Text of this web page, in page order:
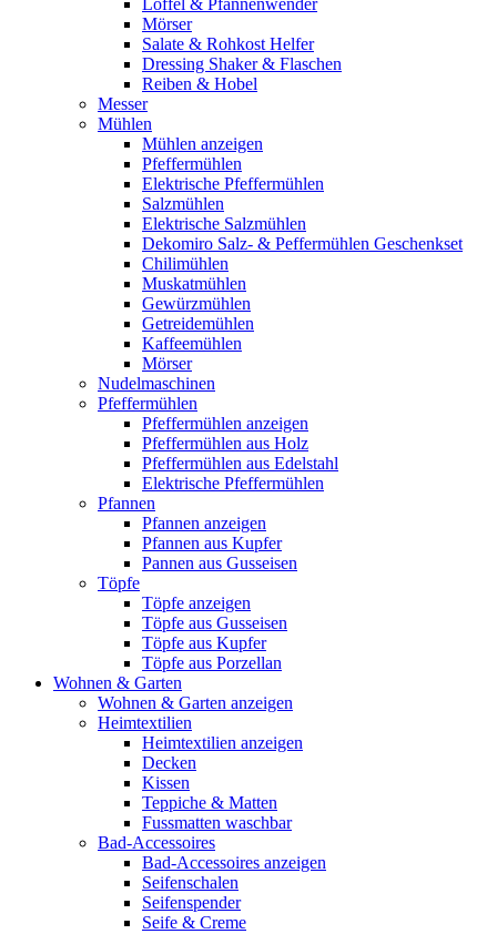
Löffel & Pfannenwender
Mörser
Salate & Rohkost Helfer
Dressing Shaker & Flaschen
Reiben & Hobel
Messer
Mühlen
Mühlen anzeigen
Pfeffermühlen
Elektrische Pfeffermühlen
Salzmühlen
Elektrische Salzmühlen
Dekomiro Salz- & Peffermühlen Geschenkset
Chilimühlen
Muskatmühlen
Gewürzmühlen
Getreidemühlen
Kaffeemühlen
Mörser
Nudelmaschinen
Pfeffermühlen
Pfeffermühlen anzeigen
Pfeffermühlen aus Holz
Pfeffermühlen aus Edelstahl
Elektrische Pfeffermühlen
Pfannen
Pfannen anzeigen
Pfannen aus Kupfer
Pannen aus Gusseisen
Töpfe
Töpfe anzeigen
Töpfe aus Gusseisen
Töpfe aus Kupfer
Töpfe aus Porzellan
Wohnen & Garten
Wohnen & Garten anzeigen
Heimtextilien
Heimtextilien anzeigen
Decken
Kissen
Teppiche & Matten
Fussmatten waschbar
Bad-Accessoires
Bad-Accessoires anzeigen
Seifenschalen
Seifenspender
Seife & Creme